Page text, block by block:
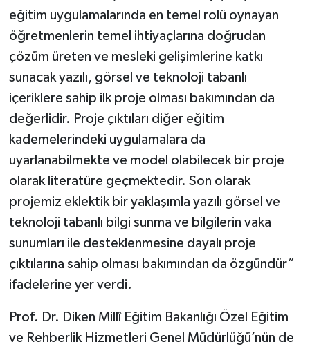
eğitim uygulamalarında en temel rolü oynayan
öğretmenlerin temel ihtiyaçlarına doğrudan
çözüm üreten ve mesleki gelişimlerine katkı
sunacak yazılı, görsel ve teknoloji tabanlı
içeriklere sahip ilk proje olması bakımından da
değerlidir. Proje çıktıları diğer eğitim
kademelerindeki uygulamalara da
uyarlanabilmekte ve model olabilecek bir proje
olarak literatüre geçmektedir. Son olarak
projemiz eklektik bir yaklaşımla yazılı görsel ve
teknoloji tabanlı bilgi sunma ve bilgilerin vaka
sunumları ile desteklenmesine dayalı proje
çıktılarına sahip olması bakımından da özgündür”
ifadelerine yer verdi.
Prof. Dr. Diken Millî Eğitim Bakanlığı Özel Eğitim
ve Rehberlik Hizmetleri Genel Müdürlüğü’nün de